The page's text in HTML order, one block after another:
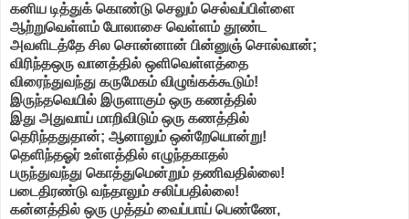
கனிய டித்துக் கொண்டு செலும் செல்வப்பிள்ளை
ஆற்றுவெள்ளம் போலாசை வெள்ளம் தூண்ட
அவளிடத்தே சில சொன்னான் பின்னுஞ் சொல்வான்;
விரிந்தஒரு வானத்தில் ஒளிவெள்ளத்தை
விரைந்துவந்து கருமேகம் விழுங்கக்கூடும்!
இருந்தவெயில் இருளாகும் ஒரு கணத்தில்
இது அதுவாய் மாறிவிடும் ஒரு கணத்தில்
தெரிந்ததுதான்; ஆனாலும் ஒன்றேயொன்று!
தெளிந்தஓர் உள்ளத்தில் எழுந்தகாதல்
பருந்துவந்து கொத்துமென்றும் தணிவதில்லை!
படைதிரண்டு வந்தாலும் சலிப்பதில்லை!
கன்னத்தில் ஒரு முத்தம் வைப்பாய் பெண்ணே,